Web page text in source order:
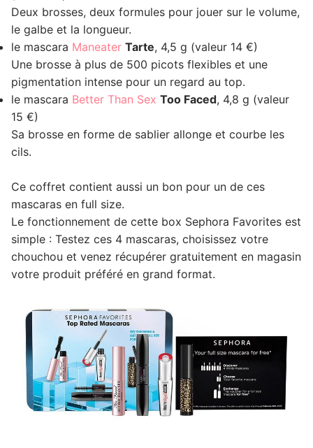
Deux brosses, deux formules pour jouer sur le volume,
le galbe et la longueur.
le mascara Maneater Tarte, 4,5 g (valeur 14 €)
Une brosse à plus de 500 picots flexibles et une
pigmentation intense pour un regard au top.
le mascara Better Than Sex Too Faced, 4,8 g (valeur
15 €)
Sa brosse en forme de sablier allonge et courbe les
cils.
Ce coffret contient aussi un bon pour un de ces
mascaras en full size.
Le fonctionnement de cette box Sephora Favorites est
simple : Testez ces 4 mascaras, choisissez votre
chouchou et venez récupérer gratuitement en magasin
votre produit préféré en grand format.